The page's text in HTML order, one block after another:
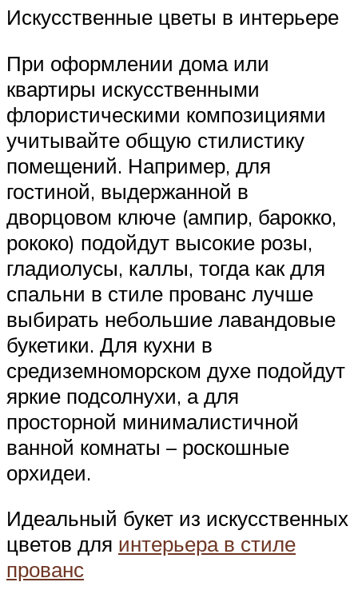
Искусственные цветы в интерьере
При оформлении дома или
квартиры искусственными
флористическими композициями
учитывайте общую стилистику
помещений. Например, для
гостиной, выдержанной в
дворцовом ключе (ампир, барокко,
рококо) подойдут высокие розы,
гладиолусы, каллы, тогда как для
спальни в стиле прованс лучше
выбирать небольшие лавандовые
букетики. Для кухни в
средиземноморском духе подойдут
яркие подсолнухи, а для
просторной минималистичной
ванной комнаты – роскошные
орхидеи.
Идеальный букет из искусственных
цветов для интерьера в стиле
прованс